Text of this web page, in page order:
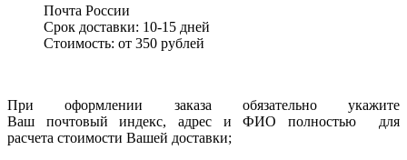
Почта России
Срок доставки: 10-15 дней
Стоимость: от 350 рублей
При оформлении заказа обязательно укажите
Ваш почтовый индекс, адрес и ФИО полностью для
расчета стоимости Вашей доставки;